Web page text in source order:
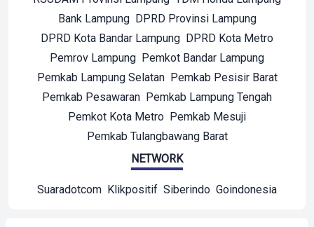
Bank Lampung DPRD Provinsi Lampung
DPRD Kota Bandar Lampung DPRD Kota Metro
Pemrov Lampung Pemkot Bandar Lampung
Pemkab Lampung Selatan Pemkab Pesisir Barat
Pemkab Pesawaran Pemkab Lampung Tengah
Pemkot Kota Metro Pemkab Mesuji
Pemkab Tulangbawang Barat
NETWORK
Suaradotcom Klikpositif Siberindo Goindonesia